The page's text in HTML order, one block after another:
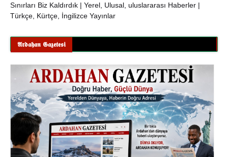
Sınırları Biz Kaldırdık | Yerel, Ulusal, uluslararası Haberler |
Türkçe, Kürtçe, İngilizce Yayınlar
𝕬𝖗𝖉𝖆𝖍𝖆𝖓 𝕲𝖆𝖟𝖊𝖙𝖊𝖘𝖎